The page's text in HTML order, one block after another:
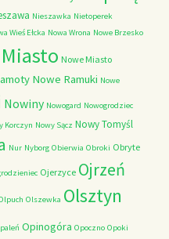
Nieszawka Nietoperek
Wieś Ełcka Nowa Wrona Nowe Brzesko
Nowe Miasto
Nowe Ramuki Nowe
Nowiny Nowogard Nowogrodziec
Korczyn Nowy Sącz Nowy Tomyśl
Nur Nyborg Obierwia Obroki Obryte
Ojerzyce Ojrzeń
Olszewka Olsztyn
Opinogóra Opoczno Opoki